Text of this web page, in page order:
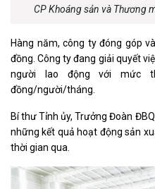
CP Khoáng sản và Thương
Hàng năm, công ty đóng góp
đồng. Công ty đang giải quyết
người lao động với mức
đồng/người/tháng.
Bí thư Tỉnh ủy, Trưởng Đoàn
những kết quả hoạt động sản
thời gian qua.